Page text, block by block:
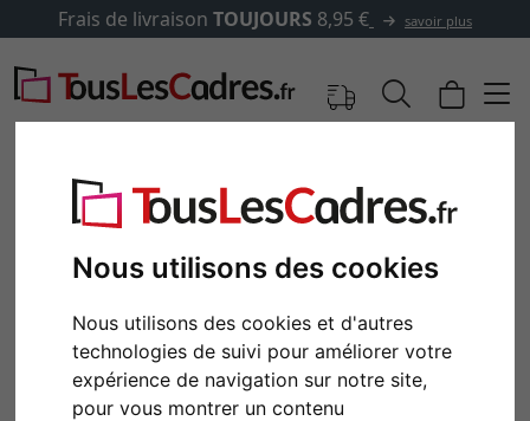
Nous utilisons des cookies
Nous utilisons des cookies et d'autres
technologies de suivi pour améliorer votre
expérience de navigation sur notre site,
pour vous montrer un contenu
Frais de livraison TOUJOURS 8,95 € savoir plus